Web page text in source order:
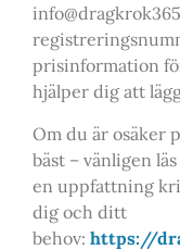
prisinformation
hjälper dig att
Om du är osäker
bäst – vänligen
en uppfattning
dig och ditt
behov: https://